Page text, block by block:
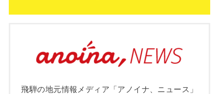
飛騨の地元情報メディア「アノイナ、ニュース」